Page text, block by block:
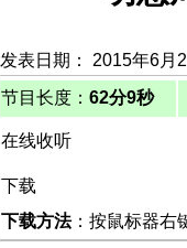
发表日期： 2015年6月
节目长度： 62分9秒
在线收听
下载
下载方法：按鼠标器右